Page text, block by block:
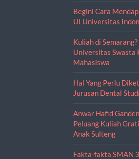
Begini Cara
UI Universitas
Kuliah di
Universitas Swasta
Mahasiswa
Hal Yang Perlu
Jurusan Dental
Anwar Hafid
Peluang Kuliah
Anak Sulteng
Fakta-fakta SMAN